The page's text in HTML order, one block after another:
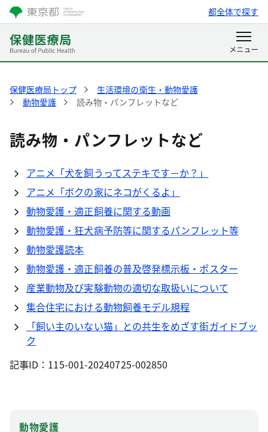
都全体で探す
保健医療局トップ
生活環境の衛生・動物愛護
動物愛護
読み物・パンフレットなど
読み物・パンフレットなど
アニメ「犬を飼うってステキです－か？」
アニメ「ボクの家にネコがくるよ」
動物愛護・適正飼養に関する動画
動物愛護・狂犬病予防等に関するパンフレット等
動物愛護読本
動物愛護・適正飼養の普及啓発標示板・ポスター
産業動物及び実験動物の適切な取扱いについて
集合住宅における動物飼養モデル規程
「飼い主のいない猫」との共生をめざす街ガイドブッ
ク
記事ID：115-001-20240725-002850
動物愛護